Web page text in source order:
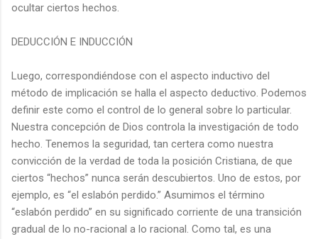
ocultar ciertos hechos.
DEDUCCIÓN E INDUCCIÓN
Luego, correspondiéndose con el aspecto inductivo del
método de implicación se halla el aspecto deductivo. Podemos
definir este como el control de lo general sobre lo particular.
Nuestra concepción de Dios controla la investigación de todo
hecho. Tenemos la seguridad, tan certera como nuestra
convicción de la verdad de toda la posición Cristiana, de que
ciertos “hechos” nunca serán descubiertos. Uno de estos, por
ejemplo, es “el eslabón perdido.” Asumimos el término
“eslabón perdido” en su significado corriente de una transición
gradual de lo no-racional a lo racional. Como tal, es una